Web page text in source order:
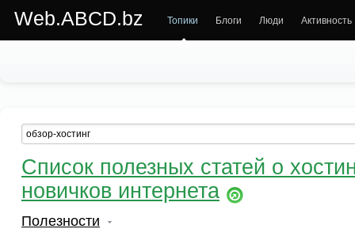
Web.ABCD.bz Топики Блоги Люди Активность
Список полезных статей о
новичков интернета
Полезности